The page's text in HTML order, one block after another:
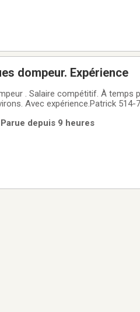
dompeur. Expérience
temps partiel 1 semaine sur deux. Ou temps plein .
Avec expérience.Patrick 514-
depuis 9 heures